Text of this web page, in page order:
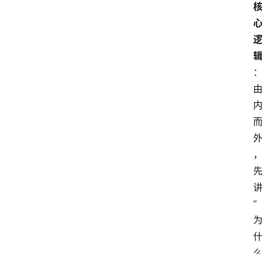
核
心
逻
辑
：
由
内
而
外
，
先
讲
“
为
什